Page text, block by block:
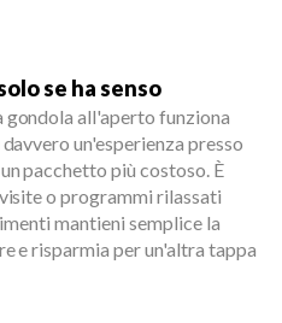
se ha senso
gondola all'aperto funziona
un'esperienza presso
pacchetto più costoso. È
o programmi rilassati
mantieni semplice la
e risparmia per un'altra tappa